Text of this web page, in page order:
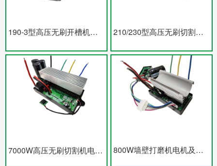
190-3型高压无刷开槽机电机及控制器 210/230型高压无刷切割机电机及控制器
7000W高压无刷切割机电机及控制器 800W墙壁打磨机电机及控制器